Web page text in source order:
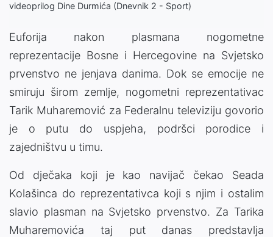
videoprilog Dine Durmića (Dnevnik 2 - Sport)
Euforija nakon plasmana nogometne
reprezentacije Bosne i Hercegovine na Svjetsko
prvenstvo ne jenjava danima. Dok se emocije ne
smiruju širom zemlje, nogometni reprezentativac
Tarik Muharemović za Federalnu televiziju govorio
je o putu do uspjeha, podršci porodice i
zajedništvu u timu.
Od dječaka koji je kao navijač čekao Seada
Kolašinca do reprezentativca koji s njim i ostalim
slavio plasman na Svjetsko prvenstvo. Za Tarika
Muharemovića taj put danas predstavlja